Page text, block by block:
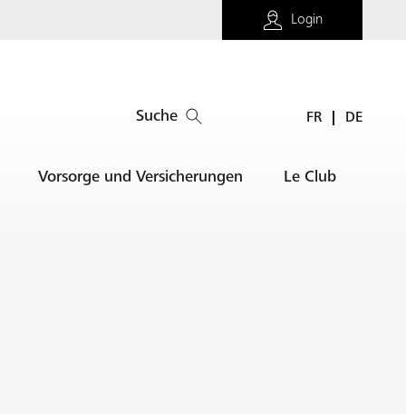
Login
Suche FR DE
Vorsorge und Versicherungen Le Club